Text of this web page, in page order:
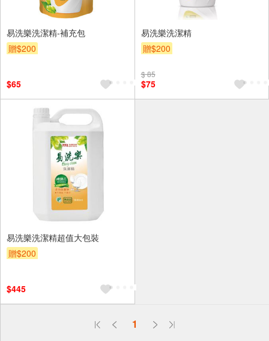
易洗樂洗潔精-補充包
贈$200
$65
易洗樂洗潔精
贈$200
$ 85
$75
易洗樂洗潔精超值大包裝
贈$200
$445
1
偏遠地區配送